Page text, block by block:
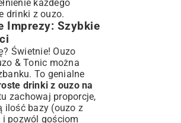
każdego
drinki z ouzo.
Imprezy: Szybkie
Świetnie! Ouzo
& Tonic można
To genialne
drinki z ouzo na
zachowaj proporcje,
ilość bazy (ouzo z
pozwól gościom